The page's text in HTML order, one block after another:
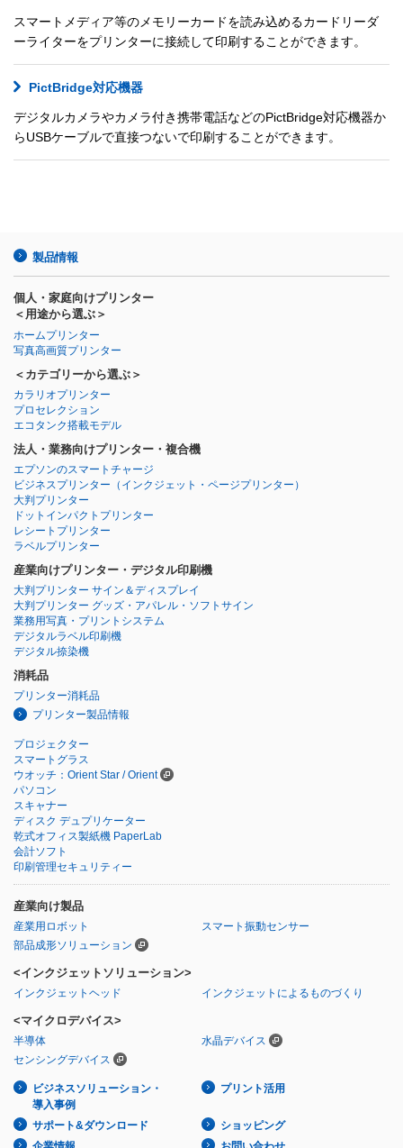
スマートメディア等のメモリーカードを読み込めるカードリーダ
ーライターをプリンターに接続して印刷することができます。
PictBridge対応機器
デジタルカメラやカメラ付き携帯電話などのPictBridge対応機器か
らUSBケーブルで直接つないで印刷することができます。
製品情報
個人・家庭向けプリンター
＜用途から選ぶ＞
ホームプリンター
写真高画質プリンター
＜カテゴリーから選ぶ＞
カラリオプリンター
プロセレクション
エコタンク搭載モデル
法人・業務向けプリンター・複合機
エプソンのスマートチャージ
ビジネスプリンター （インクジェット・ページプリンター）
大判プリンター
ドットインパクトプリンター
レシートプリンター
ラベルプリンター
産業向けプリンター・デジタル印刷機
大判プリンター サイン＆ディスプレイ
大判プリンター グッズ・アパレル・ソフトサイン
業務用写真・プリントシステム
デジタルラベル印刷機
デジタル捺染機
消耗品
プリンター消耗品
プリンター製品情報
プロジェクター
スマートグラス
ウオッチ：Orient Star / Orient
パソコン
スキャナー
ディスク デュプリケーター
乾式オフィス製紙機 PaperLab
会計ソフト
印刷管理セキュリティー
産業向け製品
産業用ロボット
スマート振動センサー
部品成形ソリューション
<インクジェットソリューション>
インクジェットヘッド インクジェットによるものづくり
<マイクロデバイス>
半導体
水晶デバイス
センシングデバイス
ビジネスソリューション・
導入事例
プリント活用
サポート&ダウンロード
ショッピング